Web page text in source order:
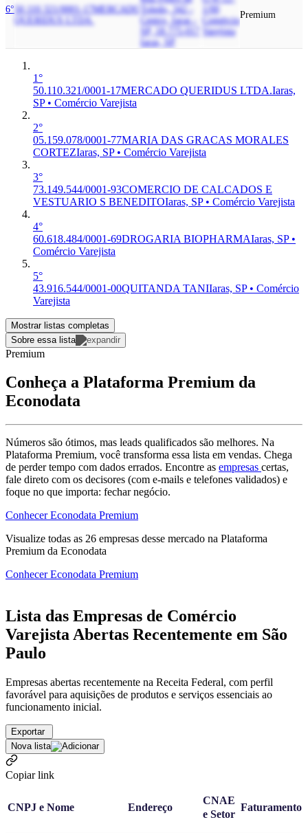
6° 50.110.321/0001-17 MERCADO
QUERIDUS LTDA.
Toledo, 342 -
Centro, Iaras -
SP, 18.775-017
Iaras, SP
1/00
Comércio
Varejista
Premium
1°
50.110.321/0001-17MERCADO QUERIDUS LTDA.Iaras,
SP • Comércio Varejista
2°
05.159.078/0001-77MARIA DAS GRACAS MORALES
CORTEZIaras, SP • Comércio Varejista
3°
73.149.544/0001-93COMERCIO DE CALCADOS E
VESTUARIO S BENEDITOIaras, SP • Comércio Varejista
4°
60.618.484/0001-69DROGARIA BIOPHARMAIaras, SP •
Comércio Varejista
5°
43.916.544/0001-00QUITANDA TANIIaras, SP • Comércio
Varejista
Mostrar listas completas
Sobre essa lista
Premium
Conheça a Plataforma Premium da
Econodata
Números são ótimos, mas leads qualificados são melhores. Na
Plataforma Premium, você transforma essa lista em vendas. Chega
de perder tempo com dados errados. Encontre as empresas certas,
fale direto com os decisores (com e-mails e telefones validados) e
foque no que importa: fechar negócio.
Conhecer Econodata Premium
Visualize todas as 26 empresas desse mercado na Plataforma
Premium da Econodata
Conhecer Econodata Premium
Lista das Empresas de Comércio
Varejista Abertas Recentemente em São
Paulo
Empresas abertas recentemente na Receita Federal, com perfil
favorável para aquisições de produtos e serviços essenciais ao
funcionamento inicial.
Exportar
Nova lista
Copiar link
CNPJ e Nome Endereço
CNAE
e Setor
Faturamento